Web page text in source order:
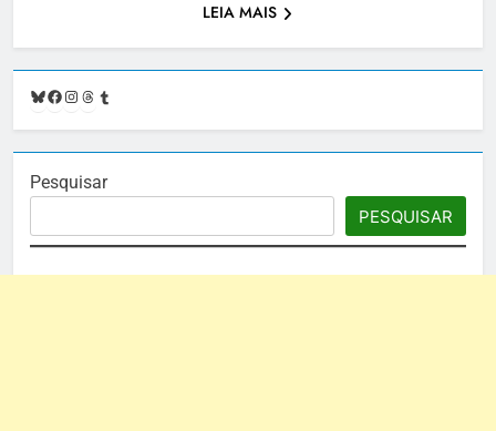
LEIA MAIS
Bluesky
Facebook
Instagram
Threads
Pesquisar
PESQUISAR